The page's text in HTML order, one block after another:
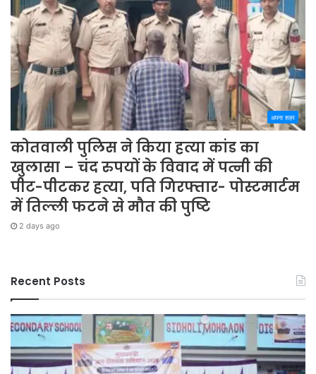
अपना शहर
कोतवाली पुलिस ने किया हत्या कांड का
खुलासा – चंद रुपयों के विवाद में पत्नी की
पीट-पीटकर हत्या, पति गिरफ्तार- पोस्टमार्टम
में तिल्ली फटने से मौत की पुष्टि
2 days ago
Recent Posts